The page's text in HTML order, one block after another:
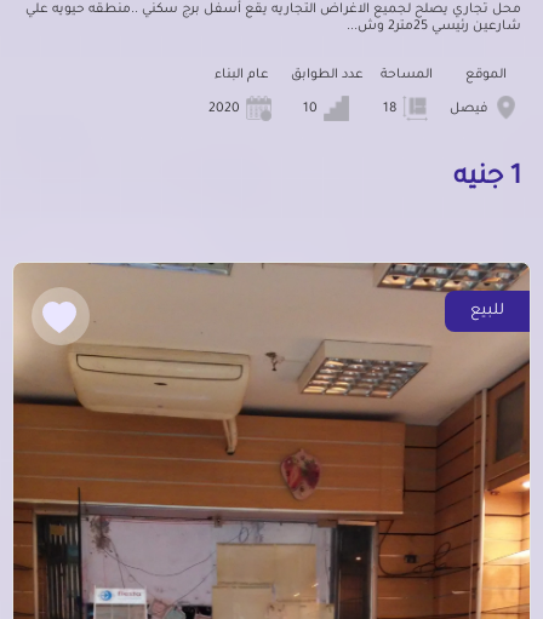
محل تجاري يصلح لجميع الاغراض التجاريه يقع أسفل برج سكني ..منطقه حيويه علي
شارعين رئيسي 25متر2 وش...
الموقع
فيصل
المساحة عدد الطوابق عام البناء
1 جنيه
للبيع